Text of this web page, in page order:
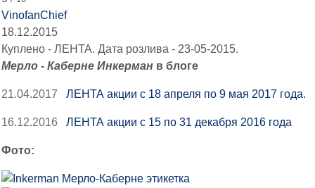
VinofanChief
18.12.2015
Куплено - ЛЕНТА. Дата розлива - 23-05-2015.
Мерло - Каберне Инкерман в блоге
21.04.2017 ЛЕНТА акции с 18 апреля по 9 мая 2017 года.
16.12.2016 ЛЕНТА акции с 15 по 31 декабря 2016 года
Фото: